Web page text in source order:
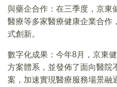
與藥企合作：在三季度，京東
醫療等多家醫療健康企業合作
式創新。
數字化成果：今年8月，京東
方案體系，並發佈了面向醫院
案，加速實現醫療服務場景融